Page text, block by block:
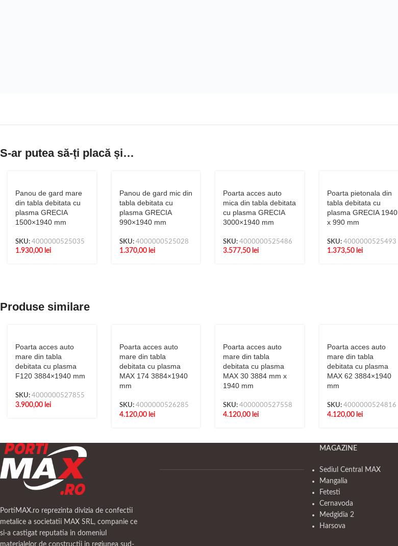
S-ar putea să-ți placă și…
Panou de gard mare
din tabla debitata cu
plasma GRECIA
1500×1940 mm
SKU: 4000000525035
1.930,00 lei
Panou de gard mic din
tabla debitata cu
plasma GRECIA
990×1940 mm
SKU: 4000000525028
1.370,00 lei
Poarta acces auto
mica din tabla debitata
cu plasma GRECIA
3000×1940 mm
SKU:4000000525486
3.577,50 lei
Poarta pietonala din
tabla debitata cu
plasma GRECIA 1940
x 990 mm
SKU: 4000000525493
1.373,50 lei
Produse similare
Poarta acces auto
mare din tabla
debitata cu plasma
F120 3884×1940 mm
SKU: 4000000527855
3.900,00 lei
Poarta acces auto
mare din tabla
debitata cu plasma
MAX 174 3884×1940
mm
SKU: 4000000526285
4.120,00 lei
Poarta acces auto
mare din tabla
debitata cu plasma
MAX 30 3884 mm x
1940 mm
SKU:4000000527558
4.120,00 lei
Poarta acces auto
mare din tabla
debitata cu plasma
MAX 62 3884×1940
mm
SKU: 4000000524816
4.120,00 lei
PortiMAX.ro reprezinta divizia de confectii
metalice a societatii MAX SRL, companie ce
si-a castigat reputatia in domeniul
materialelor de constructii in regiunea sud-
MAGAZINE
Sediul Central MAX
Mangalia
Fetesti
Cernavoda
Medgidia 2
Harsova